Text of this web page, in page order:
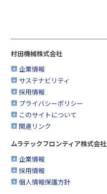
村田機械株式会社
企業情報
サステナビリティ
採用情報
プライバシーポリシー
このサイトについて
関連リンク
ムラテックフロンティア株式会社
企業情報
採用情報
個人情報保護方針